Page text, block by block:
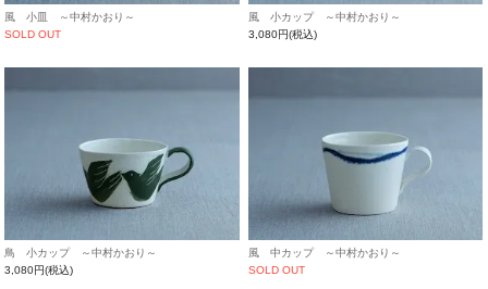
風 小皿 ～中村かおり～
SOLD OUT
風 小カップ ～中村かおり～
3,080円(税込)
鳥 小カップ ～中村かおり～
3,080円(税込)
風 中カップ ～中村かおり～
SOLD OUT